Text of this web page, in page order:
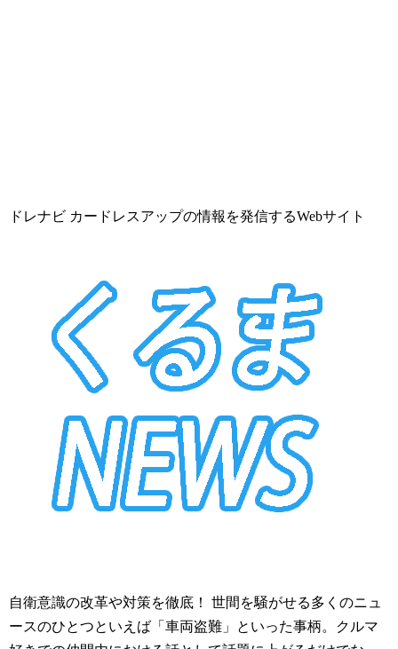
ドレナビ カードレスアップの情報を発信するWebサイト
自衛意識の改革や対策を徹底！ 世間を騒がせる多くのニュ
ースのひとつといえば「車両盗難」といった事柄。クルマ